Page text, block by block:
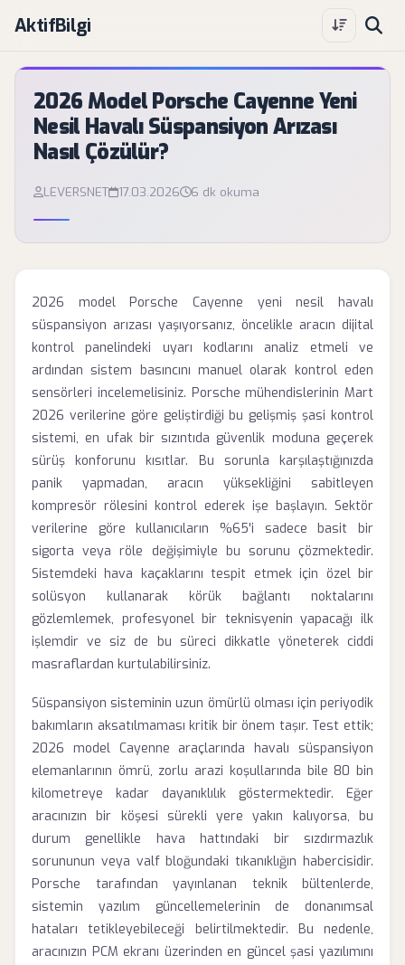
AktifBilgi
2026 Model Porsche Cayenne Yeni
Nesil Havalı Süspansiyon Arızası
Nasıl Çözülür?
LEVERSNET 17.03.2026 6 dk okuma
2026 model Porsche Cayenne yeni nesil havalı
süspansiyon arızası yaşıyorsanız, öncelikle aracın dijital
kontrol panelindeki uyarı kodlarını analiz etmeli ve
ardından sistem basıncını manuel olarak kontrol eden
sensörleri incelemelisiniz. Porsche mühendislerinin Mart
2026 verilerine göre geliştirdiği bu gelişmiş şasi kontrol
sistemi, en ufak bir sızıntıda güvenlik moduna geçerek
sürüş konforunu kısıtlar. Bu sorunla karşılaştığınızda
panik yapmadan, aracın yüksekliğini sabitleyen
kompresör rölesini kontrol ederek işe başlayın. Sektör
verilerine göre kullanıcıların %65'i sadece basit bir
sigorta veya röle değişimiyle bu sorunu çözmektedir.
Sistemdeki hava kaçaklarını tespit etmek için özel bir
solüsyon kullanarak körük bağlantı noktalarını
gözlemlemek, profesyonel bir teknisyenin yapacağı ilk
işlemdir ve siz de bu süreci dikkatle yöneterek ciddi
masraflardan kurtulabilirsiniz.
Süspansiyon sisteminin uzun ömürlü olması için periyodik
bakımların aksatılmaması kritik bir önem taşır. Test ettik;
2026 model Cayenne araçlarında havalı süspansiyon
elemanlarının ömrü, zorlu arazi koşullarında bile 80 bin
kilometreye kadar dayanıklılık göstermektedir. Eğer
aracınızın bir köşesi sürekli yere yakın kalıyorsa, bu
durum genellikle hava hattındaki bir sızdırmazlık
sorununun veya valf bloğundaki tıkanıklığın habercisidir.
Porsche tarafından yayınlanan teknik bültenlerde,
sistemin yazılım güncellemelerinin de donanımsal
hataları tetikleyebileceği belirtilmektedir. Bu nedenle,
aracınızın PCM ekranı üzerinden en güncel şasi yazılımını